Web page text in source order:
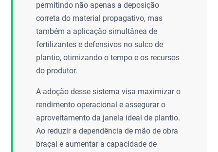
permitindo não apenas a deposição
correta do material propagativo, mas
também a aplicação simultânea de
fertilizantes e defensivos no sulco de
plantio, otimizando o tempo e os recursos
do produtor.
A adoção desse sistema visa maximizar o
rendimento operacional e assegurar o
aproveitamento da janela ideal de plantio.
Ao reduzir a dependência de mão de obra
braçal e aumentar a capacidade de